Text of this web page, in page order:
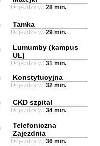
Dojeżdża w: 28 min.
Tamka
Dojeżdża w: 29 min.
Lumumby (kampus
UŁ)
Dojeżdża w: 31 min.
Konstytucyjna
Dojeżdża w: 32 min.
CKD szpital
Dojeżdża w: 34 min.
Telefoniczna
Zajezdnia
Dojeżdża w: 36 min.